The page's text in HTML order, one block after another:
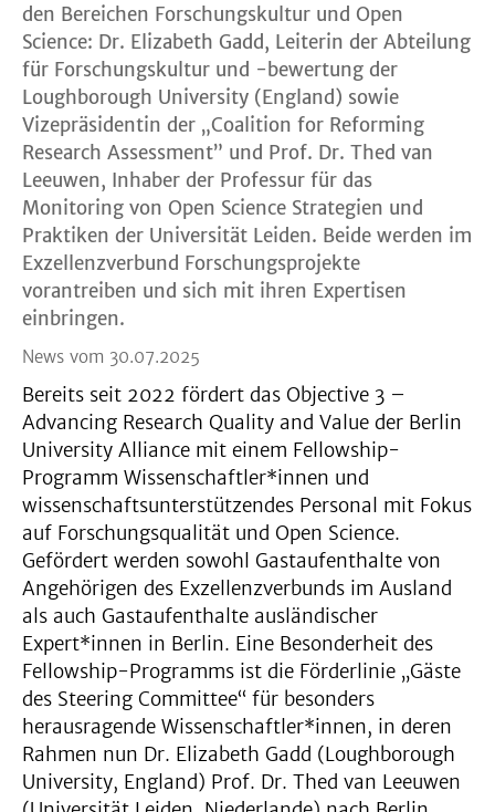
den Bereichen Forschungskultur und Open
Science: Dr. Elizabeth Gadd, Leiterin der Abteilung
für Forschungskultur und -bewertung der
Loughborough University (England) sowie
Vizepräsidentin der „Coalition for Reforming
Research Assessment” und Prof. Dr. Thed van
Leeuwen, Inhaber der Professur für das
Monitoring von Open Science Strategien und
Praktiken der Universität Leiden. Beide werden im
Exzellenzverbund Forschungsprojekte
vorantreiben und sich mit ihren Expertisen
einbringen.
News vom 30.07.2025
Bereits seit 2022 fördert das Objective 3 –
Advancing Research Quality and Value der Berlin
University Alliance mit einem Fellowship-
Programm Wissenschaftler*innen und
wissenschaftsunterstützendes Personal mit Fokus
auf Forschungsqualität und Open Science.
Gefördert werden sowohl Gastaufenthalte von
Angehörigen des Exzellenzverbunds im Ausland
als auch Gastaufenthalte ausländischer
Expert*innen in Berlin. Eine Besonderheit des
Fellowship-Programms ist die Förderlinie „Gäste
des Steering Committee“ für besonders
herausragende Wissenschaftler*innen, in deren
Rahmen nun Dr. Elizabeth Gadd (Loughborough
University, England) Prof. Dr. Thed van Leeuwen